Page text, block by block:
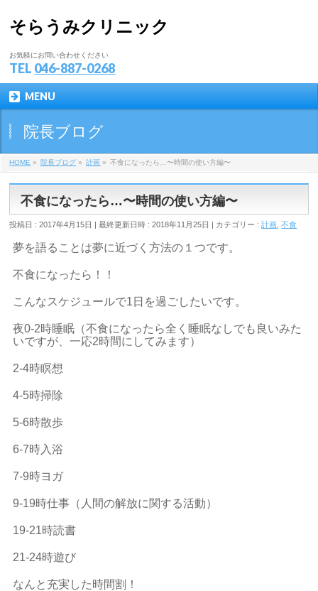
そらうみクリニック
お気軽にお問い合わせください
TEL 046-887-0268
MENU
院長ブログ
HOME » 院長ブログ » 計画 » 不食になったら…〜時間の使い方編〜
不食になったら…〜時間の使い方編〜
投稿日 : 2017年4月15日 最終更新日時 : 2018年11月25日 カテゴリー :計画 ,不食
夢を語ることは夢に近づく方法の１つです。
不食になったら！！
こんなスケジュールで1日を過ごしたいです。
夜0-2時睡眠（不食になったら全く睡眠なしでも良いみた
いですが、一応2時間にしてみます）
2-4時瞑想
4-5時掃除
5-6時散歩
6-7時入浴
7-9時ヨガ
9-19時仕事（人間の解放に関する活動）
19-21時読書
21-24時遊び
なんと充実した時間割！